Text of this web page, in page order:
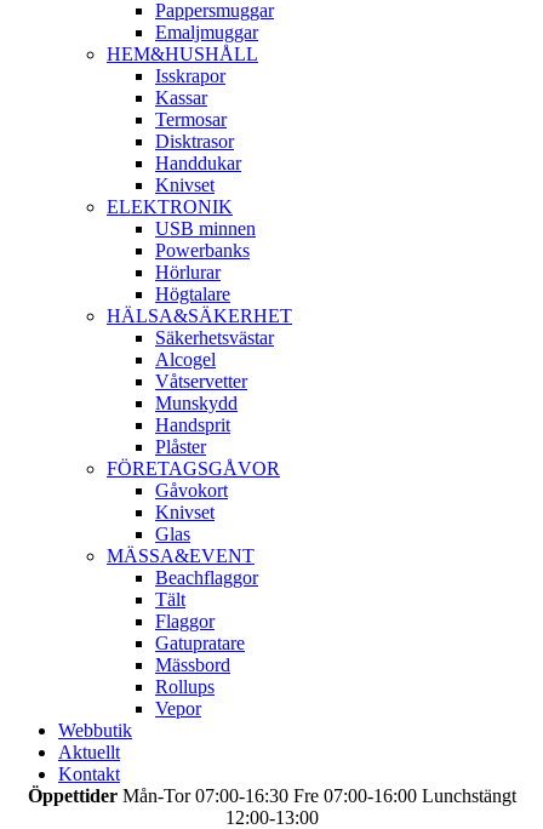
Pappersmuggar
Emaljmuggar
HEM&HUSHÅLL
Isskrapor
Kassar
Termosar
Disktrasor
Handdukar
Knivset
ELEKTRONIK
USB minnen
Powerbanks
Hörlurar
Högtalare
HÄLSA&SÄKERHET
Säkerhetsvästar
Alcogel
Våtservetter
Munskydd
Handsprit
Plåster
FÖRETAGSGÅVOR
Gåvokort
Knivset
Glas
MÄSSA&EVENT
Beachflaggor
Tält
Flaggor
Gatupratare
Mässbord
Rollups
Vepor
Webbutik
Aktuellt
Kontakt
ÖppettiderMån-Tor 07:00-16:30 Fre 07:00-16:00 Lunchstängt
12:00-13:00